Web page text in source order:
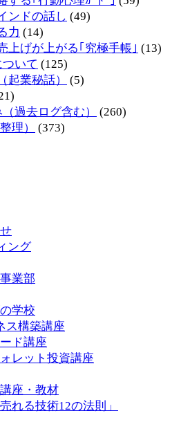
ンドの話し (49)
力 (14)
上げが上がる｢究極手帳｣ (13)
いて (125)
起業秘話）
(5)
過去ログ含む）
(260)
理）
(373)
ング
業部
学校
ス構築講座
ド講座
レット投資講座
座・教材
れる技術12の法則」